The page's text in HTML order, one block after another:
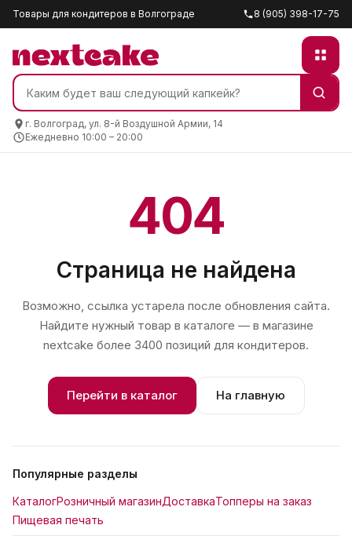
Товары для кондитеров в Волгограде 8 (905) 398-17-75
г. Волгоград, ул. 8-й Воздушной Армии, 14
Ежедневно 10:00 – 20:00
404
Страница не найдена
Возможно, ссылка устарела после обновления сайта.
Найдите нужный товар в каталоге — в магазине
nextcake более 3400 позиций для кондитеров.
Перейти в каталог На главную
Популярные разделы
КаталогРозничный магазинДоставкаТопперы на заказ
Пищевая печать